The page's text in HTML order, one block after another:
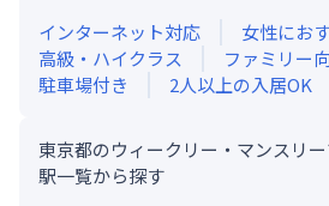
インターネット対応
女性にお
高級・ハイクラス
ファミリー
駐車場付き
2人以上の入居OK
東京都のウィークリー・マンスリ
駅一覧から探す